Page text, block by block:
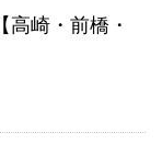
高崎・前橋・